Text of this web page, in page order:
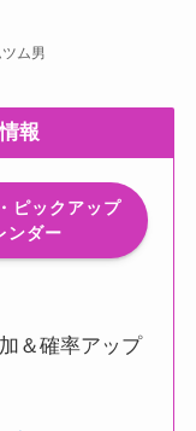
ム男
報
ピックアップ
ンダー
＆確率アップ